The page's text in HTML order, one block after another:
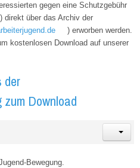
gegen eine Schutzgebühr
direkt über das Archiv der
) erworben werden.
kostenlosen Download auf unserer
der
Download
Bewegung.